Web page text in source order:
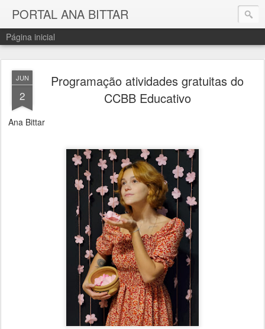
PORTAL ANA BITTAR
Página inicial
JUN
2
Programação atividades gratuitas do
CCBB Educativo
Ana Bittar